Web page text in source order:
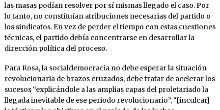
las masas podían resolver por sí mismas llegado el caso. Por
lo tanto, no constituían atribuciones necesarias del partido o
los sindicatos. En vez de perder el tiempo con estas cuestiones
técnicas, el partido debía concentrarse en desarrollar la
dirección política del proceso.
Para Rosa, la socialdemocracia no debe esperar la situación
revolucionaria de brazos cruzados, debe tratar de acelerar los
sucesos “explicándole a las amplias capas del proletariado la
llegada inevitable de ese periodo revolucionario”, “[inculcar]